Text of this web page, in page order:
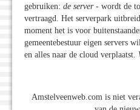
gebruiken: de server- wordt de
vertraagd. Het serverpark
moment het is voor
gemeentebestuur eigen servers
en alles naar de cloud verplaatst.
Amstelveenweb.com is niet